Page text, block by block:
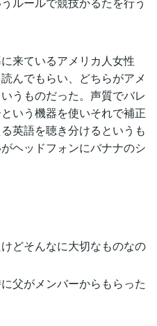
来ているアメリカ人女性
んでもらい、どちらがアメ
うものだった。声質でバレ
いう機器を使いそれで補正
英語を聴き分けるというも
ヘッドフォンにバナナのシ
どそんなに大切なものなの
父がメンバーからもらった